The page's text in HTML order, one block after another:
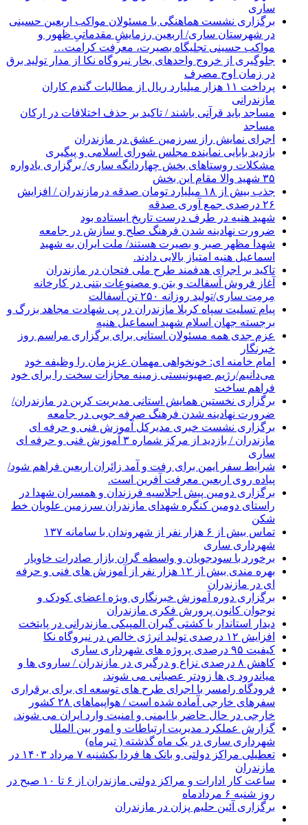
ساری
برگزاری نشست هماهنگی با مسئولان مواکب اربعین حسینی
در شهرستان ساری/ اربعین رزمایشِ مقدماتیِ ظهور و
مواکب حسینی تجلیگاه بصیرت، معرفت کرامت…
جلوگیری از خروج واحدهای بخار نیروگاه نکا از مدار تولید برق
در زمان اوج مصرف
پرداخت ۱۱ هزار میلیارد ریال از مطالبات گندم کاران
مازندرانی
مساجد باید قرآنی باشند / تاکید بر حذف اختلافات در ارکان
مساجد
اجرای نمایش راز سرزمین عشق در مازندران
بازدید بابایی نماینده مجلس شورای اسلامی و پیگیری
مشکلات روستاهای بخش چهاردانگه ساری/ برگزاری یادواره
۳۵ شهید والا مقام این بخش
جذب بیش از ۱۸ میلیارد تومان صدقه درمازندران / افزایش
۲۶ درصدی جمع آوری صدقه
شهید هنیه در طرف درست تاریخ ایستاده بود
ضرورت نهادینه شدن فرهنگ صلح و سازش در جامعه
شهدا مظهر صبر و بصیرت هستند/ ملت ایران به شهید
اسماعیل هنیه امتیاز بالایی دادند.
تاکید بر اجرای هدفمند طرح ملی فتحان در مازندران
آغاز فروش آسفالت و بتن و مصنوعات بتنی در کارخانه
مِرمِت ساری/تولید روزانه ۲۵۰ تن آسفالت
پیام تسلیت سپاه کربلا مازندران در پی شهادت مجاهد بزرگ و
برجسته جهان اسلام شهید اسماعیل هنیه
عزم جدی همه مسئولان استانی برای برگزاری مراسم روز
خبرنگار
امام خامنه ای: خونخواهی مهمان عزیزمان را وظیفه خود
می‌دانیم/رژیم صهیونیستی زمینه مجازات سخت را برای خود
فراهم ساخت
برگزاری نخستین همایش استانی مدیریت کربن در مازندران/
ضرورت نهادینه شدن فرهنگ صرفه جویی در جامعه
برگزاری نشست خبری مدیرکل آموزش فنی و حرفه ای
مازندران / بازدید از مرکز شماره ۳ آموزش فنی و حرفه ای
ساری
شرایط سفر ایمن برای رفت و آمد زائران اربعین فراهم شود/
پیاده روی اربعین معرفت آفرین است.
برگزاری دومین پیش اجلاسیه فرزندان و همسران شهدا در
راستای دومین کنگره شهدای مازندران سرزمین علویان خط
شکن
تماس بیش از ۶ هزار نفر از شهروندان با سامانه ۱۳۷
شهرداری ساری
برخورد با سودجویان و واسطه گران بازار صادرات خاویار
بهره مندی بیش از ۱۲ هزار نفر از آموزش های فنی و حرفه
ای در مازندران
برگزاری دوره آموزش خبرنگاری ویژه اعضای کودک و
نوجوان کانون پرورش فکری مازندران
دیدار استاندار با کشتی گیران المپیکی مازندرانی در پایتخت
افزایش ۱۲ درصدی تولید انرژی خالص در نیروگاه نکا
کیفیت ۹۵ درصدی پروژه های شهرداری ساری
کاهش ۸ درصدی نزاع و درگیری در مازندران / ساروی ها و
میاندرود ی ها زودتر عصبانی می شوند.
فرودگاه رامسر با اجرای طرح های توسعه ای برای برقراری
سفرهای خارجی آماده شده است / هواپیماهای ۲۸ کشور
خارجی در حال حاضر با ایمنی و امنیت وارد ایران می شوند.
گزارش عملکرد مدیریت ارتباطات و امور بین الملل
شهرداری ساری در یک ماه گذشته ( تیرماه)
تعطیلی مراکز دولتی و بانک ها فردا یکشنبه ۷ مرداد ۱۴۰۳ در
مازندران
ساعت کار ادارات و مراکز دولتی مازندران از ۶ تا ۱۰ صبح در
روز شنبه ۶ مردادماه
برگزاری آئین حلیم پزان در مازندران